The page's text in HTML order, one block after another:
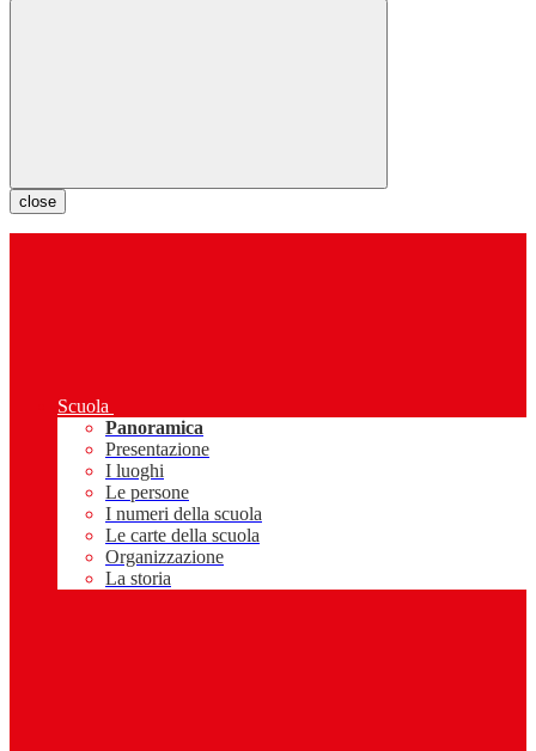
close
Scuola
Panoramica
Presentazione
I luoghi
Le persone
I numeri della scuola
Le carte della scuola
Organizzazione
La storia